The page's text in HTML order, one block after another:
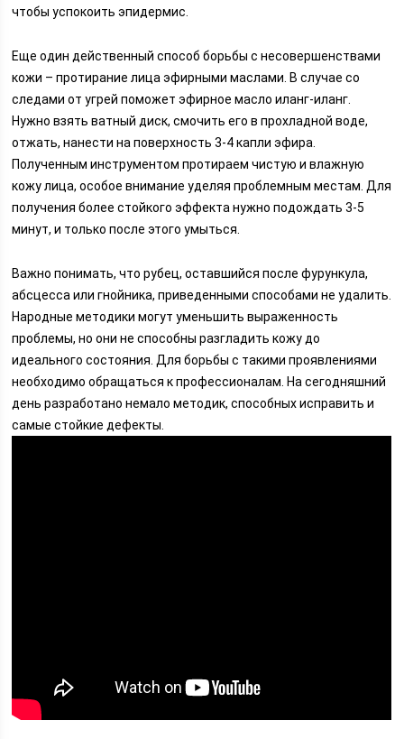
чтобы успокоить эпидермис.
Еще один действенный способ борьбы с несовершенствами
кожи – протирание лица эфирными маслами. В случае со
следами от угрей поможет эфирное масло иланг-иланг.
Нужно взять ватный диск, смочить его в прохладной воде,
отжать, нанести на поверхность 3-4 капли эфира.
Полученным инструментом протираем чистую и влажную
кожу лица, особое внимание уделяя проблемным местам. Для
получения более стойкого эффекта нужно подождать 3-5
минут, и только после этого умыться.
Важно понимать, что рубец, оставшийся после фурункула,
абсцесса или гнойника, приведенными способами не удалить.
Народные методики могут уменьшить выраженность
проблемы, но они не способны разгладить кожу до
идеального состояния. Для борьбы с такими проявлениями
необходимо обращаться к профессионалам. На сегодняшний
день разработано немало методик, способных исправить и
самые стойкие дефекты.